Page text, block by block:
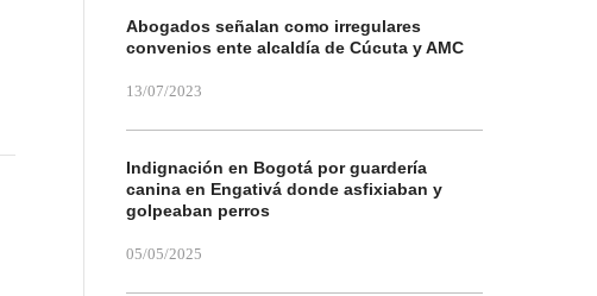
Abogados señalan como irregulares
convenios ente alcaldía de Cúcuta y AMC
13/07/2023
Indignación en Bogotá por guardería
canina en Engativá donde asfixiaban y
golpeaban perros
05/05/2025